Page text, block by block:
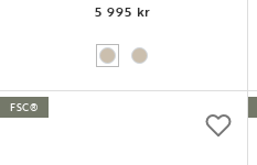
5 995 kr
FSC®